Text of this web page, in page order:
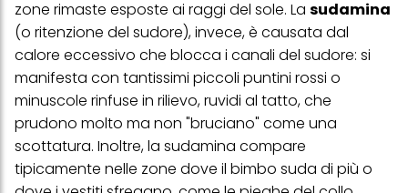
zone rimaste esposte ai raggi del sole. La sudamina
(o ritenzione del sudore), invece, è causata dal
calore eccessivo che blocca i canali del sudore: si
manifesta con tantissimi piccoli puntini rossi o
minuscole rinfuse in rilievo, ruvidi al tatto, che
prudono molto ma non "bruciano" come una
scottatura. Inoltre, la sudamina compare
tipicamente nelle zone dove il bimbo suda di più o
sezione "Impostazioni cookie" collegata nel piè di pagina. Per
ulteriori informazioni sui cookie utilizzati su questo sito Web, in
particolare sul loro periodo di conservazione, consultare le
informazioni dettagliate su ciascun cookie disponibili facendo
Se fai clic su "Modifica" potrai trovare maggiori informazioni sul
più degli scopi sopra menzionati. Cliccando su "Accetta tutto",
acconsenti all'uso dei cookie e al trattamento dei tuoi dati
personali per tutte le finalità sopra indicate. Se fai clic su "Rifiuta",
verranno utilizzati solo i cookie tecnicamente necessari per fornirti